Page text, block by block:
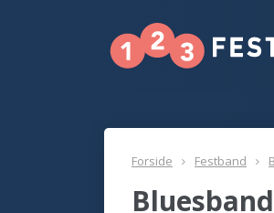
Forside Festband